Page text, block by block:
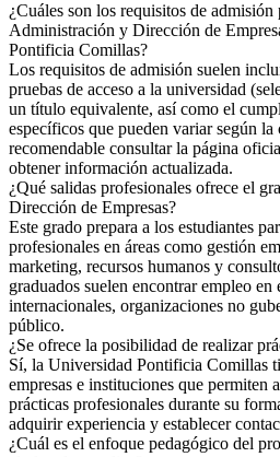
¿Cuáles son los requisitos de admisión
Administración y Dirección de
Pontificia Comillas?
Los requisitos de admisión suelen
pruebas de acceso a la universidad
un título equivalente, así como el
específicos que pueden variar según
recomendable consultar la página
obtener información actualizada.
¿Qué salidas profesionales ofrece el
Dirección de Empresas?
Este grado prepara a los estudiantes
profesionales en áreas como gestión
marketing, recursos humanos y
graduados suelen encontrar empleo en
internacionales, organizaciones no
público.
¿Se ofrece la posibilidad de realizar
Sí, la Universidad Pontificia Comillas
empresas e instituciones que permiten
prácticas profesionales durante su
adquirir experiencia y establecer
¿Cuál es el enfoque pedagógico del